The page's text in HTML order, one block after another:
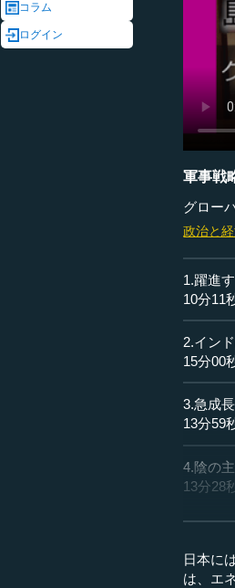
コラム
ログイン
軍事戦
グロー
政治と
1.躍進
10分11
2.イン
15分00
3.急成
13分59
4.陰の
13分28
日本に
は、エ